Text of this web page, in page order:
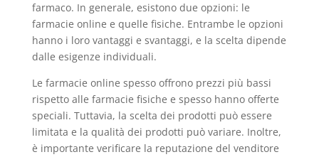
farmaco. In generale, esistono due opzioni: le
farmacie online e quelle fisiche. Entrambe le opzioni
hanno i loro vantaggi e svantaggi, e la scelta dipende
dalle esigenze individuali.
Le farmacie online spesso offrono prezzi più bassi
rispetto alle farmacie fisiche e spesso hanno offerte
speciali. Tuttavia, la scelta dei prodotti può essere
limitata e la qualità dei prodotti può variare. Inoltre,
è importante verificare la reputazione del venditore